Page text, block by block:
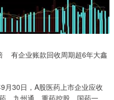
有企业账款回收周期超6年大鑫
月30日，A股医药上市企业应收